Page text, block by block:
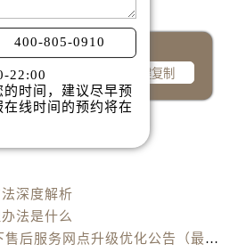
一键复制
深度解析
法是什么
2026百达翡丽中国区线下售后服务网点升级优化公告（最新电话及地址）
400-805-0910
22:00
时间，建议尽早预
线时间的预约将在